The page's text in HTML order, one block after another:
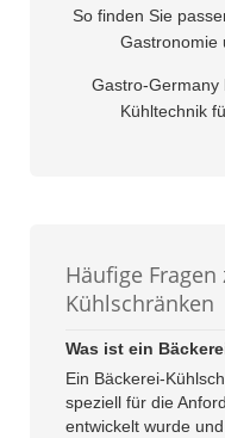
So finden Sie
Gastronomie
Gastro-Germany
Kühltechnik
Häufige Fragen
Kühlschränken
Was ist ein
Ein Bäckerei-
speziell für die
entwickelt wurde